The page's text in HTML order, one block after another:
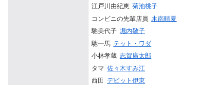
江戸川由紀恵 菊池桃子
コンビニの先輩店員 木南晴夏
馳美代子 堀内敬子
馳一馬 テット・ワダ
小林孝蔵 志賀廣太郎
タマ 佐々木すみ江
西田 デビット伊東